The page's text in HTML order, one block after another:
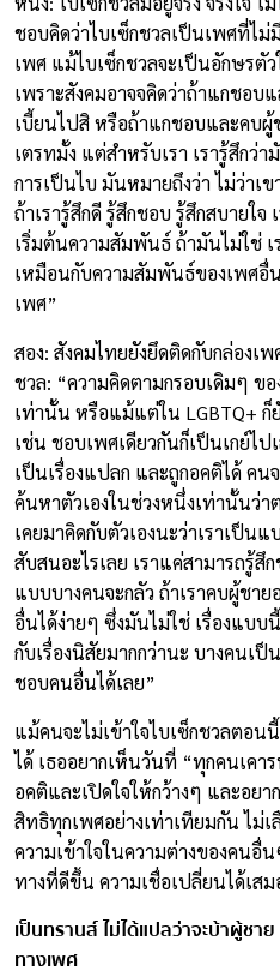
ชอบคิดว่าไบเซ็กชวลเป็นเพศที่ไม่
เพศ แม้ไบเซ็กชวลจะเป็นอักษรตั
เพราะสังคมอาจจคิดว่าถ้าแกชอ
เบี้ยนไปสิ หรือถ้าแกชอบและคบ
เตรทมั้ง แต่สำหรับเรา เรารู้สึกว่
การเป็นไบ มันหมายถึงว่า ไม่ว่า
ถ้าเรารู้สึกดี รู้สึกชอบ รู้สึกสบายใจ
เริ่มต้นความสัมพันธ์ ถ้ามันไม่ใช่ เ
เหมือนกับความสัมพันธ์ของเพศอื่
เพศ”
สอง: สังคมไทยยังยึดติดกับกล่องเพ
ชวล: “ความคิดตามกรอบเดิมๆ ข
เท่านั้น หรือแม้แต่ใน LGBTQ+ ก็
เช่น ชอบเพศเดียวกันก็เป็นเกย์ไ
เป็นเรื่องแปลก และถูกอคติได้ คน
ค้นหาตัวเองในช่วงหนึ่งเท่านั้นว่า
เคยมาคิดกับตัวเองนะว่าเราเป็น
สับสนอะไรเลย เราแค่สามารถรู้สึ
แบบบางคนจะกลัว ถ้าเราคบผู้ชา
อื่นได้ง่ายๆ ซึ่งมันไม่ใช่ เรื่องแบบ
กับเรื่องนิสัยมากกว่านะ บางคนเ
ชอบคนอื่นได้เลย”
แม้คนจะไม่เข้าใจไบเซ็กชวลตอน
ได้ เธออยากเห็นวันที่ “ทุกคนเคา
อคติและเปิดใจให้กว้างๆ และอย
สิทธิทุกเพศอย่างเท่าเทียมกัน ไม่เ
ความเข้าใจในความต่างของคนอื่
ทางที่ดีขึ้น ความเชื่อเปลี่ยนได้เสม
เป็นทรานส์ ไม่ได้แปลว่าจะบ้าผู้ช
ทางเพศ